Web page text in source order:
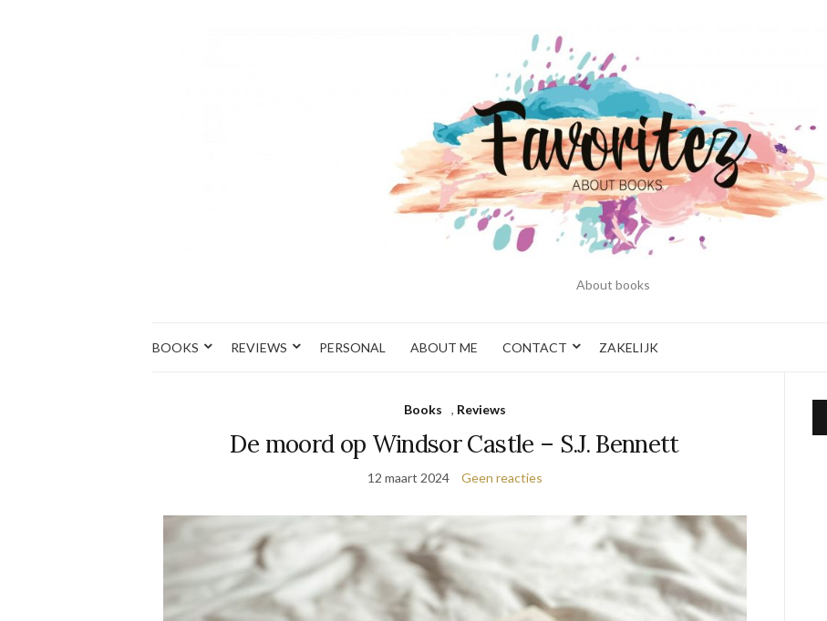
About books
BOOKS REVIEWS PERSONAL ABOUT ME CONTACT ZAKELIJK
Books , Reviews
De moord op Windsor Castle – S.J. Bennett
12 maart 2024 Geen reacties